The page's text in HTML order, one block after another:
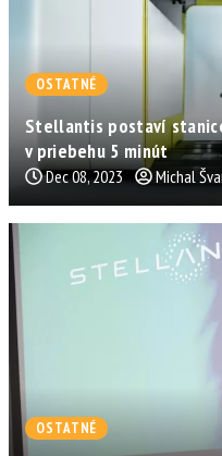
OSTATNÉ
Stellantis postaví
v priebehu 5 minút
Dec 08, 2023 Michal
OSTATNÉ